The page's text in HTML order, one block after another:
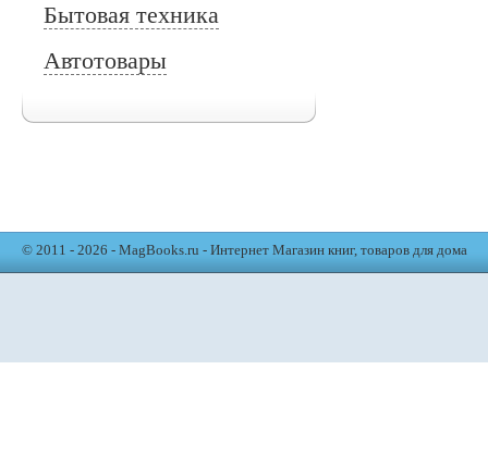
Бытовая техника
Автотовары
© 2011 - 2026 - MagBooks.ru - Интернет Магазин книг, товаров для дома